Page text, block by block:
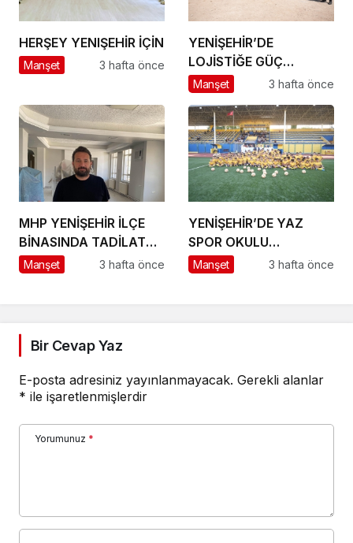
HERŞEY YENIŞEHİR İÇİN
Manşet 3 hafta önce
YENİŞEHİR’DE
LOJİSTİĞE GÜÇ
KATACAK ADIM
Manşet 3 hafta önce
MHP YENİŞEHİR İLÇE
BİNASINDA TADİLAT
BAŞLADI
Manşet 3 hafta önce
YENİŞEHİR’DE YAZ
SPOR OKULU
HEYECANI BAŞLADI
Manşet 3 hafta önce
Bir Cevap Yaz
E-posta adresiniz yayınlanmayacak. Gerekli alanlar
* ile işaretlenmişlerdir
Yorumunuz *